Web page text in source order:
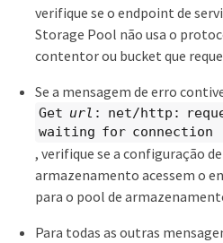
verifique se o endpoint de
Storage Pool não usa o
contentor ou bucket que
Se a mensagem de erro
Get url : net/http:
waiting for connection
, verifique se a configuração
armazenamento acessem o
para o pool de
Para todas as outras